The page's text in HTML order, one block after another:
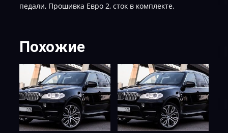
E-
педали, Прошивка Евро 2, сток в комплекте.
Похожие